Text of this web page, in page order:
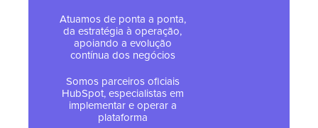
Atuamos de ponta a ponta,
da estratégia à operação,
apoiando a evolução
contínua dos negócios
Somos parceiros oficiais
HubSpot, especialistas em
implementar e operar a
plataforma